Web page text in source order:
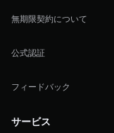
無期限契約について
公式認証
フィードバック
サービス